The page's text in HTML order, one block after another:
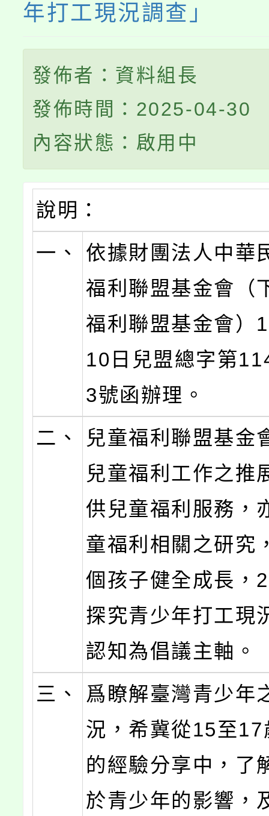
年打工現況調查」
發佈者：資料組長
發佈時間：2025-04-30
內容狀態：啟用中
說明：
一、
依據財團法人中華
福利聯盟基金會（
福利聯盟基金會）
10日兒盟總字第
3號函辦理。
二、
兒童福利聯盟基金
兒童福利工作之推
供兒童福利服務，
童福利相關之研究
個孩子健全成長，
探究青少年打工現
認知為倡議主軸。
三、
爲瞭解臺灣青少年
況，希冀從15至17
的經驗分享中，了
於青少年的影響，